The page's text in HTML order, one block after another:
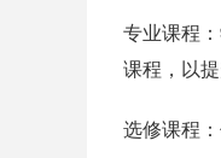
专业课程
课程，以提
选修课程